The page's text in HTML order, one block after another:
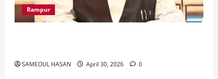
Rampur
SAMEOUL HASAN April 30, 2026 0